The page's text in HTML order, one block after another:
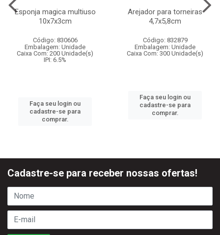
Esponja magica multiuso
10x7x3cm
Código: 830606
Embalagem: Unidade
Caixa Com: 200 Unidade(s)
IPI: 6.5%
Faça seu login ou
cadastre-se para
comprar.
Arejador para torneiras
4,7x5,8cm
Código: 832879
Embalagem: Unidade
Caixa Com: 300 Unidade(s)
Faça seu login ou
cadastre-se para
comprar.
Cadastre-se para receber nossas ofertas!